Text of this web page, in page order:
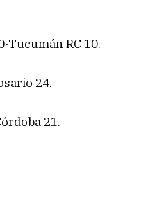
Tucumán RC 10.
24.
21.